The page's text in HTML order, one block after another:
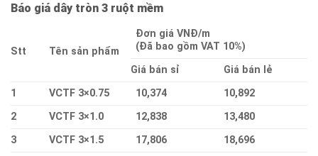
Báo giá dây tròn 3 ruột mềm
Stt Tên sản phẩm
Đơn giá VNĐ/m
(Đã bao gồm VAT 10%)
Giá bán sỉ
Giá bán lẻ
1
VCTF 3×0.75 10,374
10,892
2
VCTF 3×1.0 12,838
13,480
3
VCTF 3×1.5 17,806
18,696